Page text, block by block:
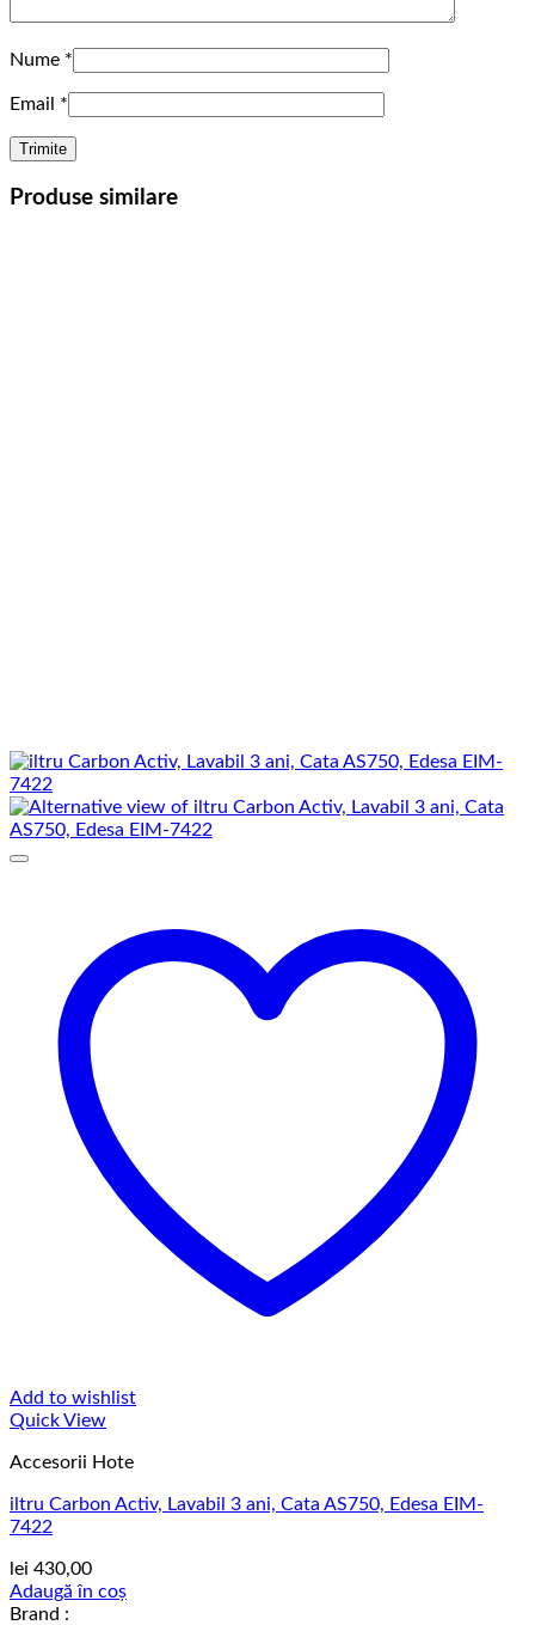
Nume *
Email *
Produse similare
Add to wishlist
Quick View
Accesorii Hote
iltru Carbon Activ, Lavabil 3 ani, Cata AS750, Edesa EIM-
7422
lei 430,00
Adaugă în coș
Brand :